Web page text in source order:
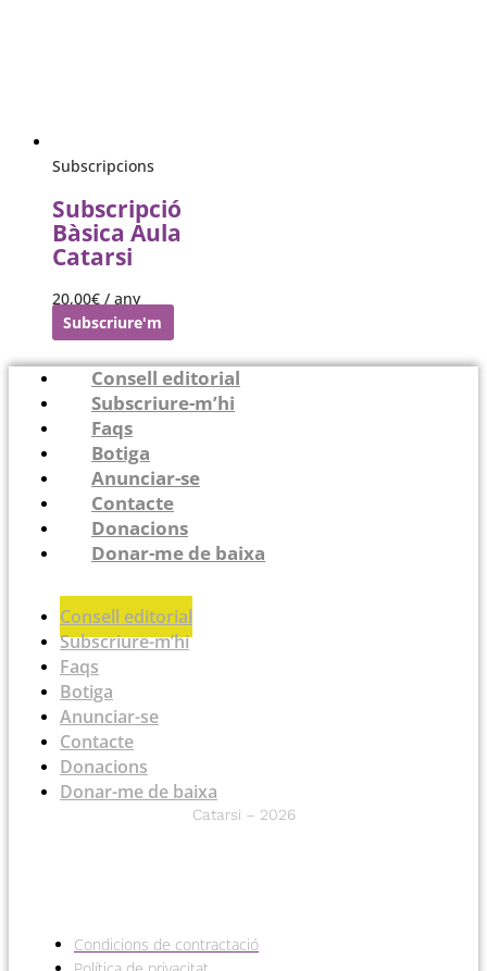
Subscripcions
Subscripció
Bàsica Aula
Catarsi
20,00€ / any
Subscriure'm
Consell editorial
Subscriure-m’hi
Faqs
Botiga
Anunciar-se
Contacte
Donacions
Donar-me de baixa
Consell editorial
Subscriure-m’hi
Faqs
Botiga
Anunciar-se
Contacte
Donacions
Donar-me de baixa
Catarsi – 2026
Condicions de contractació